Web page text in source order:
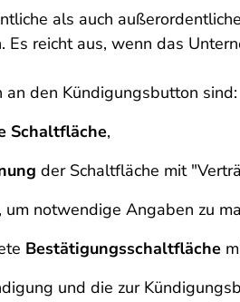
als auch
reicht aus, wenn das
den Kündigungsbutton sind:
Schaltfläche,
der Schaltfläche mit
, um notwendige Angaben zu
Bestätigungsschaltfläche
und die zur